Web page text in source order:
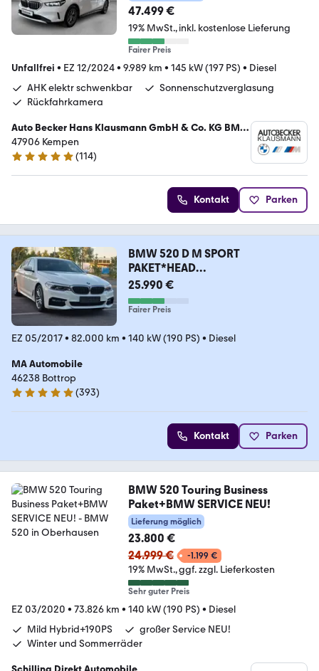
47.499 €
19% MwSt. inkl. kostenlose Lieferung
Fairer Preis
Unfallfrei • EZ 12/2024• 9.989 km • 145 kW (197 PS) • Diesel
AHK elektr schwenkbar
Sonnenschutzverglasung
Rückfahrkamera
Auto Becker Hans Klausmann GmbH & Co. KG BMW
Vertragshändler
47906 Kempen
4.9 Sterne
(114)
Kontakt Parken
BMW 520 D M SPORT
PAKET*HEAD
UP*LED*SHD*GARANTIE*
25.990 €
Fairer Preis
EZ 05/2017• 82.000 km • 140 kW (190 PS) • Diesel
MA Automobile
46238 Bottrop
5 Sterne
(393)
Kontakt Parken
BMW 520 Touring Business
Paket+BMW SERVICE NEU!
Lieferung möglich
23.800 €
24.999 €
-1.199 €
19% MwSt. ggf. zzgl. Lieferkosten
Sehr guter Preis
EZ 03/2020 • 73.826 km • 140 kW (190 PS) • Diesel
Mild Hybrid+190PS
großer Service NEU!
Winter und Sommerräder